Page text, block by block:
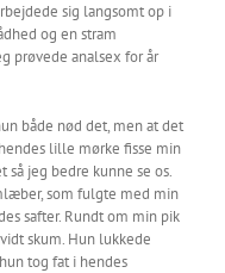
sig langsomt op i
og en stram
prøvede analsex for år
både nød det, men at det
lille mørke fisse min
jeg bedre kunne se os.
som fulgte med min
safter. Rundt om min pik
skum. Hun lukkede
tog fat i hendes